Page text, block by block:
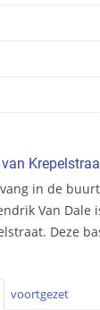
in de
Van
Deze
voortgezet